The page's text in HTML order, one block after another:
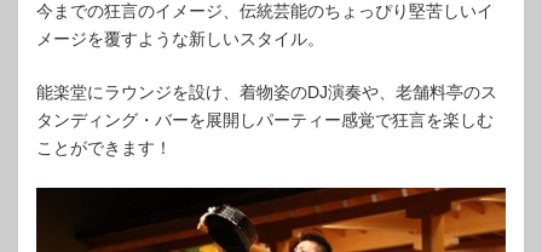
今までの狂言のイメージ、伝統芸能のちょっぴり堅苦しいイ
メージを覆すような新しいスタイル。
能楽堂にラウンジを設け、着物姿のDJ演奏や、老舗料亭のス
タンディング・バーを展開しパーティー感覚で狂言を楽しむ
ことができます！